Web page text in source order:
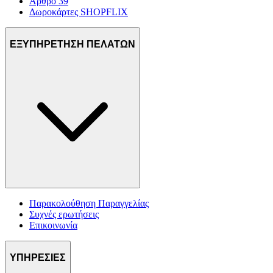
Δωροκάρτες SHOPFLIX
ΕΞΥΠΗΡΕΤΗΣΗ ΠΕΛΑΤΩΝ
Παρακολούθηση Παραγγελίας
Συχνές ερωτήσεις
Επικοινωνία
ΥΠΗΡΕΣΙΕΣ